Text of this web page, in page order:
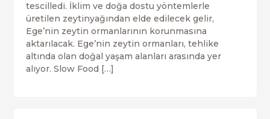
tescilledi. İklim ve doğa dostu yöntemlerle
üretilen zeytinyağından elde edilecek gelir,
Ege’nin zeytin ormanlarının korunmasına
aktarılacak. Ege’nin zeytin ormanları, tehlike
altında olan doğal yaşam alanları arasında yer
alıyor. Slow Food […]